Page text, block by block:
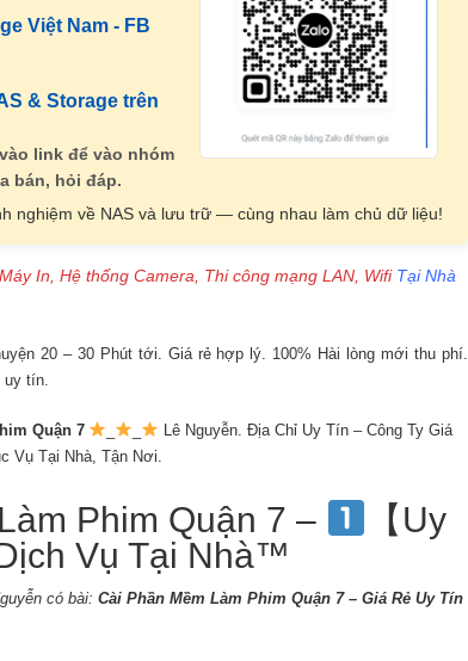
Việt Nam - FB
& Storage trên
link để vào nhóm
bán, hỏi đáp.
nghiệm về NAS và lưu trữ — cùng nhau làm chủ dữ liệu!
In, Hệ thống Camera, Thi công mạng LAN, Wifi Tại Nhà
20 – 30 Phút tới. Giá rẻ hợp lý. 100% Hài lòng mới thu phí.
uy tín.
Quận 7
Lê Nguyễn. Địa Chỉ Uy Tín – Công Ty Giá
Vụ Tại Nhà, Tận Nơi.
Phim Quận 7 –
【Uy
Vụ Tại Nhà™
có bài: Cài Phần Mềm Làm Phim Quận 7 – Giá Rẻ Uy Tín